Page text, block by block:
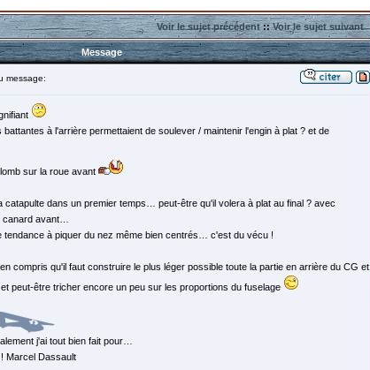
Voir le sujet précédent::Voir le sujet suivant
Message
message:
à l'arrière permettaient de soulever / maintenir l'engin à plat ? et de
sur la roue avant
dans un premier temps… peut-être qu'il volera à plat au final ? avec
avant…
à piquer du nez même bien centrés… c'est du vécu !
compris qu'il faut construire le plus léger possible toute la partie en arrière du CG et
peut-être tricher encore un peu sur les proportions du fuselage
j'ai tout bien fait pour…
Marcel Dassault